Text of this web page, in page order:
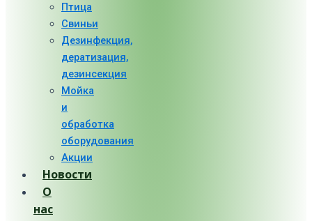
Птица
Свиньи
Дезинфекция,
дератизация,
дезинсекция
Мойка
и
обработка
оборудования
Акции
Новости
О
нас